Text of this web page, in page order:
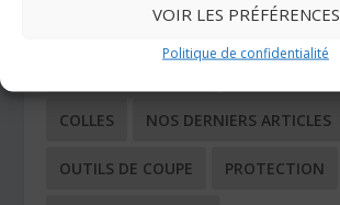
VOIR LES PRÉFÉRENCES
Politique de confidentialité
AUTO-AGRIPPANTS
COLLES NOS DERNIERS ARTICLES
OUTILS DE COUPE PROTECTION